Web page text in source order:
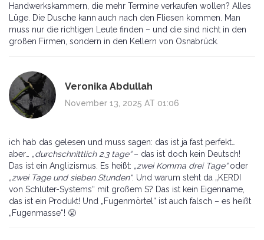
Handwerkskammern, die mehr Termine verkaufen wollen? Alles
Lüge. Die Dusche kann auch nach den Fliesen kommen. Man
muss nur die richtigen Leute finden – und die sind nicht in den
großen Firmen, sondern in den Kellern von Osnabrück.
Veronika Abdullah
November 13, 2025 AT 01:06
ich hab das gelesen und muss sagen: das ist ja fast perfekt…
aber… „durchschnittlich 2,3 tage“– das ist doch kein Deutsch!
Das ist ein Anglizismus. Es heißt: „zwei Komma drei Tage“oder
„zwei Tage und sieben Stunden“. Und warum steht da „KERDI
von Schlüter-Systems“ mit großem S? Das ist kein Eigenname,
das ist ein Produkt! Und „Fugenmörtel“ ist auch falsch – es heißt
„Fugenmasse“! 😤